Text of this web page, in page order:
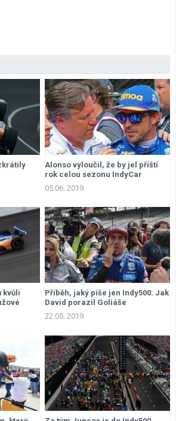
Alonso vyloučil, že by jel příští
rok celou sezonu IndyCar
05.06. 2019
kvůli
Příběh, jaký píše jen Indy500: Jak
David porazil Goliáše
22.05. 2019